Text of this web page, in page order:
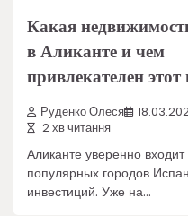
Какая
в Аликанте и чем
привлекателен этот
Руденко Олеся
2 хв читання
Аликанте уверенно
популярных городов
инвестиций. Уже на…